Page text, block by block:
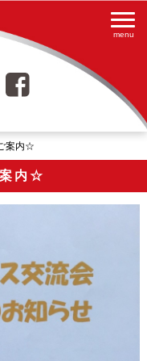
案内☆
内☆